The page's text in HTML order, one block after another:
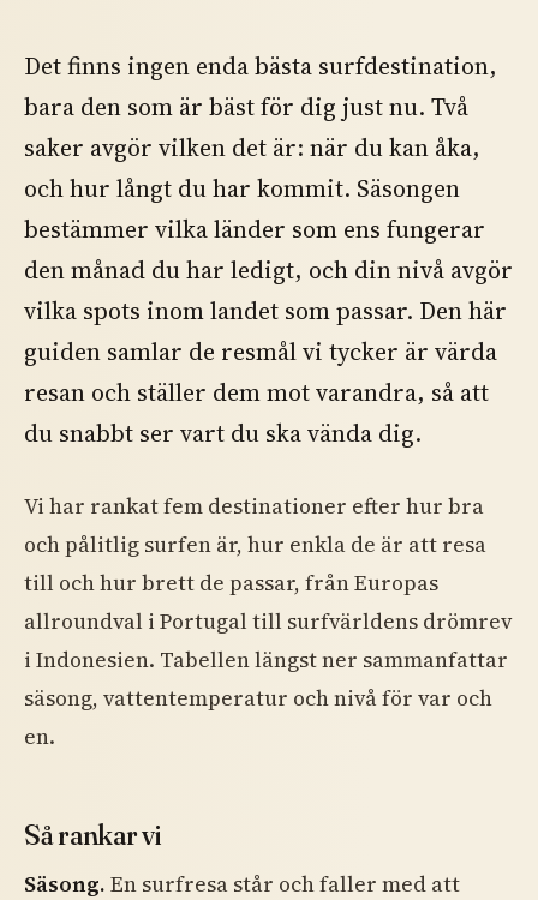
Det finns ingen enda bästa surfdestination,
bara den som är bäst för dig just nu. Två
saker avgör vilken det är: när du kan åka,
och hur långt du har kommit. Säsongen
bestämmer vilka länder som ens fungerar
den månad du har ledigt, och din nivå avgör
vilka spots inom landet som passar. Den här
guiden samlar de resmål vi tycker är värda
resan och ställer dem mot varandra, så att
du snabbt ser vart du ska vända dig.
Vi har rankat fem destinationer efter hur bra
och pålitlig surfen är, hur enkla de är att resa
till och hur brett de passar, från Europas
allroundval i Portugal till surfvärldens drömrev
i Indonesien. Tabellen längst ner sammanfattar
säsong, vattentemperatur och nivå för var och
en.
Så rankar vi
Säsong. En surfresa står och faller med att